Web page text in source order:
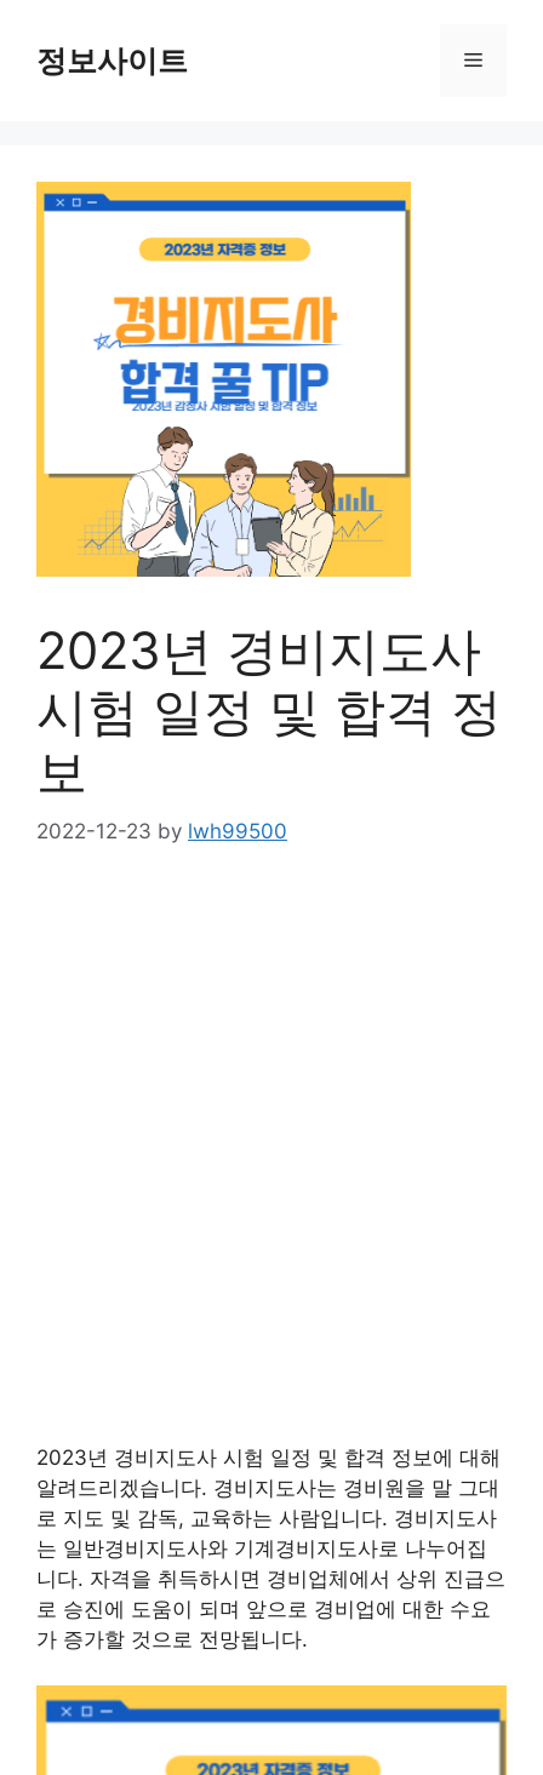
content정보사이트 Menu
2023년 경비지도사
시험 일정 및 합격 정
보
2022-12-23 by lwh99500
2023년 경비지도사 시험 일정 및 합격 정보에 대해
알려드리겠습니다. 경비지도사는 경비원을 말 그대
로 지도 및 감독, 교육하는 사람입니다. 경비지도사
는 일반경비지도사와 기계경비지도사로 나누어집
니다. 자격을 취득하시면 경비업체에서 상위 진급으
로 승진에 도움이 되며 앞으로 경비업에 대한 수요
가 증가할 것으로 전망됩니다.